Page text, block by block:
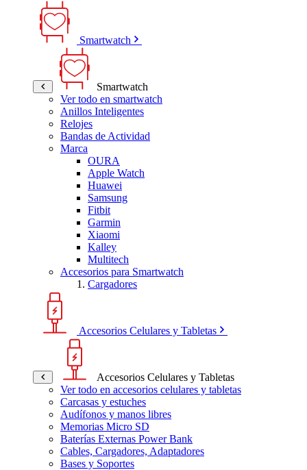
Smartwatch
Smartwatch
Ver todo en smartwatch
Anillos Inteligentes
Relojes
Bandas de Actividad
Marca
OURA
Apple Watch
Huawei
Samsung
Fitbit
Garmin
Xiaomi
Kalley
Multitech
Accesorios para Smartwatch
Cargadores
Accesorios Celulares y Tabletas
Accesorios Celulares y Tabletas
Ver todo en accesorios celulares y tabletas
Carcasas y estuches
Audífonos y manos libres
Memorias Micro SD
Baterías Externas Power Bank
Cables, Cargadores, Adaptadores
Bases y Soportes